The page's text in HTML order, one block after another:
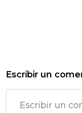
Escribir un